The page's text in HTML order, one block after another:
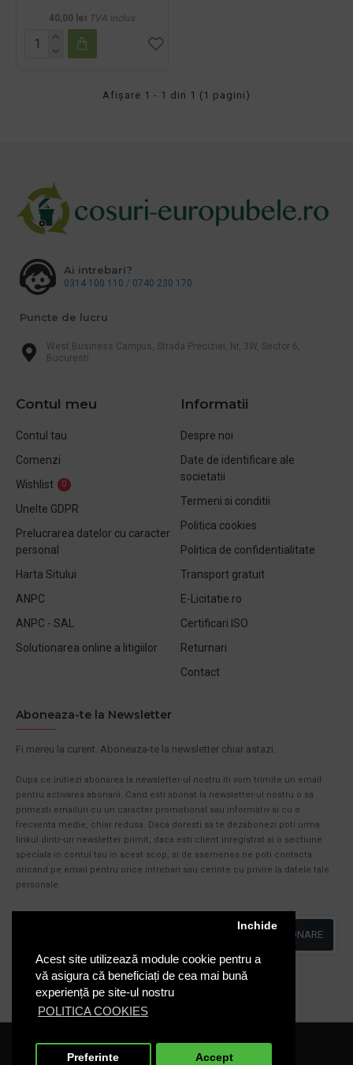
Acest site utilizează module cookie pentru a
vă asigura că beneficiați de cea mai bună
experiență pe site-ul nostru
POLITICA COOKIES
Inchide
Preferinte Accept
40,00 lei TVA inclus
Afişare 1 - 1 din 1 (1 pagini)
Ai intrebari?
0314 100 110 / 0740 230 170
Puncte de lucru
West Business Campus, Strada Preciziei, Nr, 3W, Sector 6,
Bucuresti
Contul meu
Contul tau
Comenzi
Wishlist
0
Unelte GDPR
Prelucrarea datelor cu caracter
personal
Harta Sitului
ANPC
ANPC - SAL
Solutionarea online a litigiilor
Informatii
Despre noi
Date de identificare ale
societatii
Termeni si conditii
Politica cookies
Politica de confidentialitate
Transport gratuit
E-Licitatie.ro
Certificari ISO
Returnari
Contact
Aboneaza-te la Newsletter
Fi mereu la curent. Aboneaza-te la newsletter chiar astazi.
Dupa ce initiezi abonarea la newsletter-ul nostru iti vom trimite un email
pentru activarea abonarii. Cand esti abonat la newsletter-ul nostru o sa
primesti emailuri cu un caracter promotional sau informativ si cu o
frecventa medie, chiar redusa. Daca doresti sa te dezabonezi poti urma
linkul dintr-un newsletter primit, daca esti client inregistrat ai o sectiune
speciala in contul tau in acest scop, si de asemenea ne poti contacta
oricand pe email pentru orice intrebari sau cerinte cu privire la datele tale
personale.
ABONARE
Am citit şi sunt de acord cu Politica de Confidentialitate
Cosuri-Europubele.ro © 2020